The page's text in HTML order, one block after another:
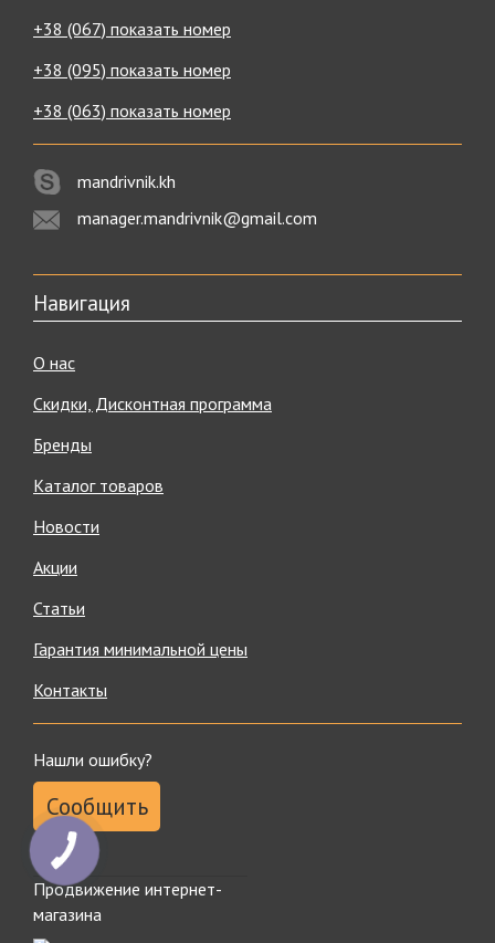
+38 (067) показать номер
+38 (095) показать номер
+38 (063) показать номер
mandrivnik.kh
manager.mandrivnik@gmail.com
Навигация
О нас
Скидки, Дисконтная программа
Бренды
Каталог товаров
Новости
Акции
Статьи
Гарантия минимальной цены
Контакты
Нашли ошибку?
Сообщить
Продвижение интернет-
магазина